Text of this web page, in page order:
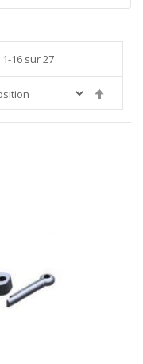
1-16 sur27
ordre